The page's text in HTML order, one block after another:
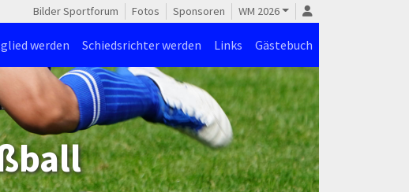
Bilder Sportforum Fotos Sponsoren WM 2026
werden Schiedsrichter werden Links Gästebuch